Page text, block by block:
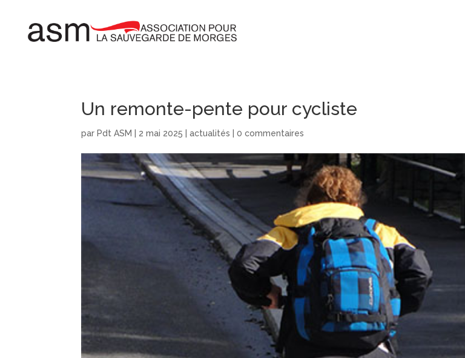
Un remonte-pente pour cycliste
par Pdt ASM 2 mai 2025 |actualités |0 commentaires